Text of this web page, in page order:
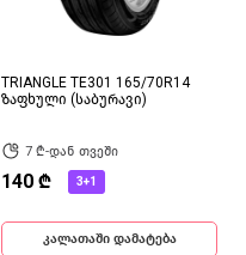
TRIANGLE TE301 165/70R14
ზაფხული (საბურავი)
7 ₾-დან თვეში
140 ₾ 3+1
კალათაში დამატება